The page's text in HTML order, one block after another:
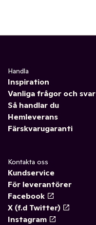
Handla
Inspiration
Vanliga frågor och svar
Så handlar du
Hemleverans
Färskvarugaranti
Kontakta oss
Kundservice
För leverantörer
Facebook
X (f.d Twitter)
Instagram